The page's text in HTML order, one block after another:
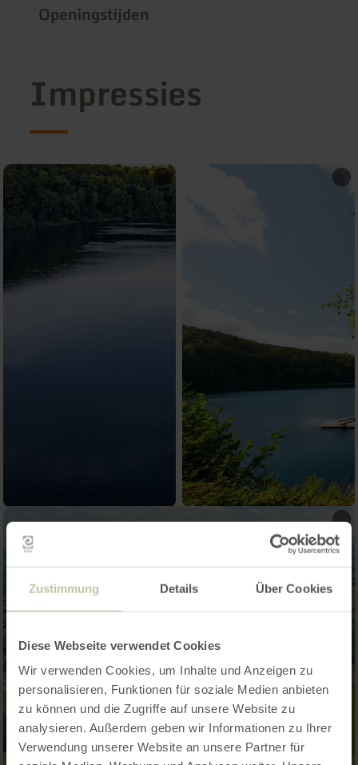
Zustimmung Details Über Cookies
Diese Webseite verwendet Cookies
Wir verwenden Cookies, um Inhalte und Anzeigen zu
personalisieren, Funktionen für soziale Medien anbieten
zu können und die Zugriffe auf unsere Website zu
analysieren. Außerdem geben wir Informationen zu Ihrer
Verwendung unserer Website an unsere Partner für
Openingstijden
Impressies